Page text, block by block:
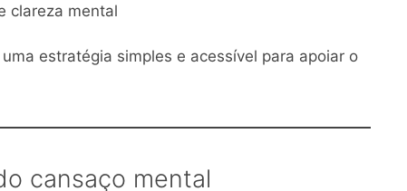
clareza mental
estratégia simples e acessível para apoiar o
cansaço mental